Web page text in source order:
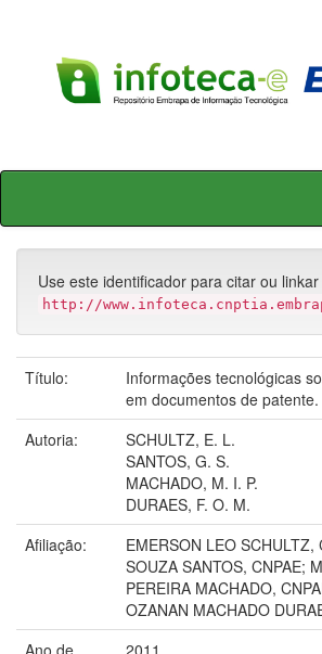
Skip
Use este identificador para citar ou
http://
Título:
Informações tecnológicas
em documentos de patente.
Autoria:
SCHULTZ, E. L.
SANTOS, G. S.
MACHADO, M. I. P.
DURAES, F. O. M.
Afiliação:
EMERSON LEO SCHULTZ,
SOUZA SANTOS, CNPAE;
PEREIRA MACHADO,
OZANAN MACHADO
Ano de
2011